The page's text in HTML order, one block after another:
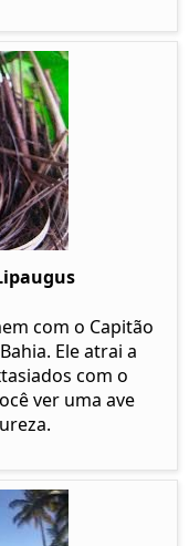
com o Capitão
Ele atrai a
com o
ver uma ave